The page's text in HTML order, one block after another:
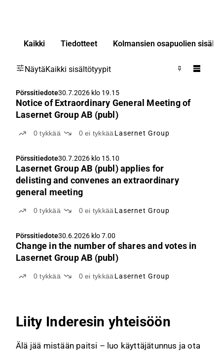
Kaikki Tiedotteet Kolmansien osapuolien
NäytäKaikki sisältötyypit
Pörssitiedote30.7.2026 klo 19.15
Notice of Extraordinary General Meeting of
Lasernet Group AB (publ)
0tykkää 0ei tykkää Lasernet Group
Pörssitiedote30.7.2026 klo 15.10
Lasernet Group AB (publ) applies for
delisting and convenes an extraordinary
general meeting
0tykkää 0ei tykkää Lasernet Group
Pörssitiedote30.6.2026 klo 7.00
Change in the number of shares and votes in
Lasernet Group AB (publ)
0tykkää 0ei tykkää Lasernet Group
Liity Inderesin yhteisöön
Älä jää mistään paitsi – luo käyttäjätunnus ja ota